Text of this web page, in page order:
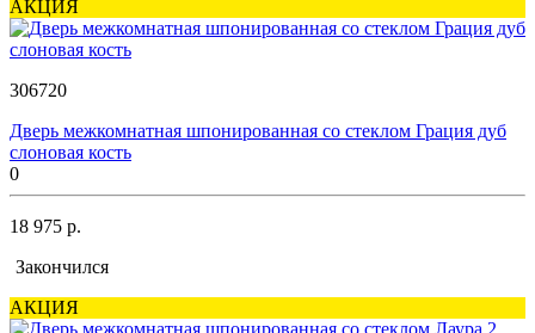
АКЦИЯ
306720
Дверь межкомнатная шпонированная со стеклом Грация дуб
слоновая кость
0
18 975 р.
Закончился
АКЦИЯ